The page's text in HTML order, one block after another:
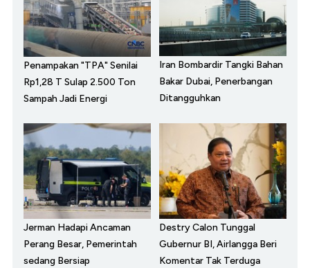
Penampakan "TPA" Senilai
Rp1,28 T Sulap 2.500 Ton
Sampah Jadi Energi
Iran Bombardir Tangki Bahan
Bakar Dubai, Penerbangan
Ditangguhkan
Jerman Hadapi Ancaman
Perang Besar, Pemerintah
sedang Bersiap
Destry Calon Tunggal
Gubernur BI, Airlangga Beri
Komentar Tak Terduga